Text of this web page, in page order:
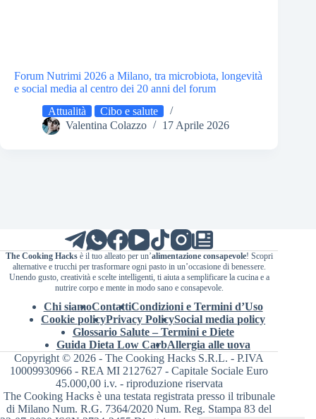
Forum Nutrimi 2026 a Milano, tra microbiota, longevità
e social media al centro dei 20 anni del forum
Attualità
Cibo e salute
Valentina Colazzo
17 Aprile 2026
The Cooking Hacksè il tuo alleato per un’alimentazione consapevole! Scopri
alternative e trucchi per trasformare ogni pasto in un’occasione di benessere.
Unendo gusto, creatività e scelte intelligenti, ti aiuta a semplificare la cucina e a
nutrire corpo e mente in modo sano e consapevole.
Chi siamoContattiCondizioni e Termini d’Uso
Cookie policyPrivacy PolicySocial media policy
Glossario Salute – Termini e Diete
Guida Dieta Low CarbAllergia alle uova
Copyright © 2026 - The Cooking Hacks S.R.L. - P.IVA
10009930966 - REA MI 2127627 - Capitale Sociale Euro
45.000,00 i.v. - riproduzione riservata
The Cooking Hacks è una testata registrata presso il tribunale
di Milano Num. R.G. 7364/2020 Num. Reg. Stampa 83 del